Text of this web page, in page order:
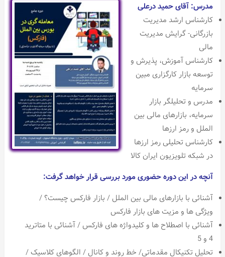
مدرس: آقای حمید درعلی
کارشناس ارشد مدیریت
بازرگانی- گرایش مدیریت
مالی
کارشناس آموزش، پذیرش و
توسعه بازار کارگزاری مبین
سرمایه
مدرس و تحلیلگر بازار
سرمایه، بازارهای مالی بین
الملل و رمز ارزها
کارشناس تحلیلی رمز ارزها
در شبکه تلویزیون ایران کالا
آنچه در این دوره حضوری مورد بررسی قرار خواهد گرفت:
آشنائی با بازارهای مالی بین الملل / بازار فارکس چیست؟ /
ویژگی ها و مزیت های بازار فارکس
آشنائی با اصطلاح ها و کلیدواژه های فارکس / آشنائی با متاترید
4 و 5
تحلیل تکنیکال مقدماتی/ خط روند و کانال / الگوهای کلاسیک /